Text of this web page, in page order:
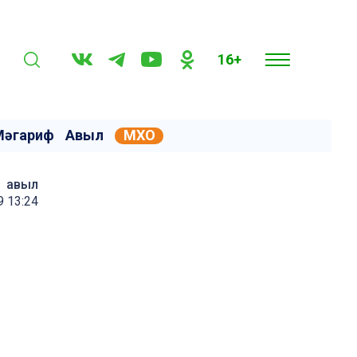
16+
Авыл МХО
авыл
13:24